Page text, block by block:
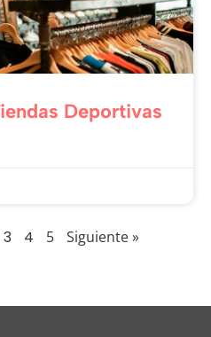
Deportivas
3 4 5 Siguiente »